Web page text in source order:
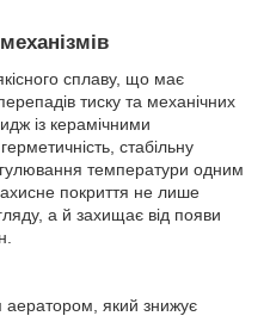
сплаву, що має
тиску та механічних
із керамічними
стабільну
температури одним
покриття не лише
а й захищає від появи
який знижує